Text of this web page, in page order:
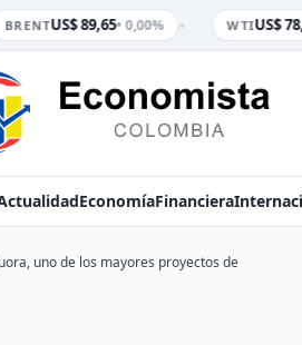
BRENTUS$ 89,65• 0,00% WTIUS$
EconomíaFinanciera
uno de los mayores proyectos de